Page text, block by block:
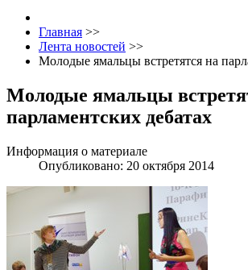
Главная >>
Лента новостей >>
Молодые ямальцы встретятся на
Молодые ямальцы
парламентских дебатах
Информация о материале
Опубликовано: 20 октября 2014